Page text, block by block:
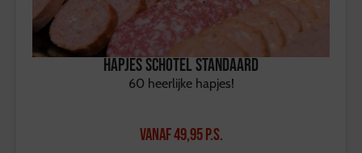
Hapjes schotel Standaard
60 heerlijke hapjes!
Vanaf49,95p.s.